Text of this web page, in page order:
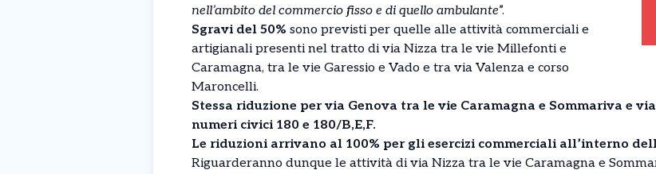
nell’ambito del commercio fisso e di quello ambulante”.
Sgravi del 50% sono previsti per quelle alle attività commerciali e
artigianali presenti nel tratto di via Nizza tra le vie Millefonti e
Caramagna, tra le vie Garessio e Vado e tra via Valenza e corso
Maroncelli.
Stessa riduzione per via Genova tra le vie Caramagna e Sommariva e
numeri civici 180 e 180/B,E,F.
Le riduzioni arrivano al 100% per gli esercizi commerciali all’interno
Riguarderanno dunque le attività di via Nizza tra le vie Caramagna e